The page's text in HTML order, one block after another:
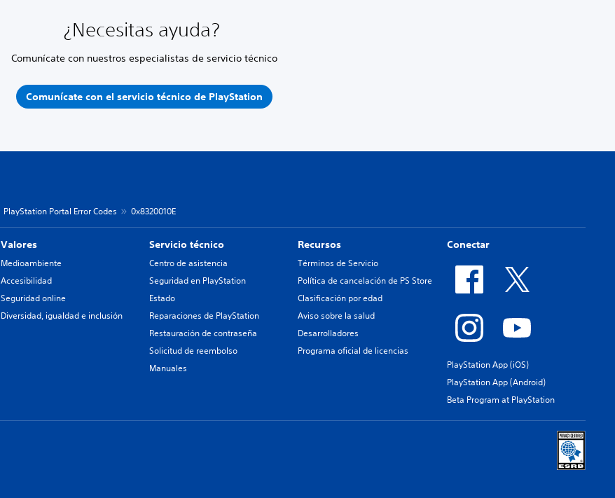
¿Necesitas ayuda?
Comunícate con nuestros especialistas de servicio técnico
Comunícate con el servicio técnico de PlayStation
PlayStation Portal Error Codes 0x8320010E
Valores
Medioambiente
Accesibilidad
Seguridad online
Diversidad, igualdad e inclusión
Servicio técnico
Centro de asistencia
Seguridad en PlayStation
Estado
Reparaciones de PlayStation
Restauración de contraseña
Solicitud de reembolso
Manuales
Recursos
Términos de Servicio
Política de cancelación de PS Store
Clasificación por edad
Aviso sobre la salud
Desarrolladores
Programa oficial de licencias
Conectar
PlayStation App (iOS)
PlayStation App (Android)
Beta Program at PlayStation